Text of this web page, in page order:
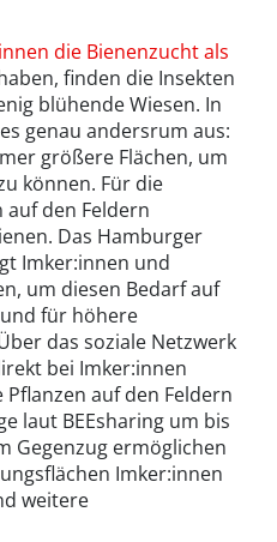
die Bienenzucht als
finden die Insekten
blühende Wiesen. In
genau andersrum aus:
größere Flächen, um
können. Für die
auf den Feldern
Das Hamburger
Imker:innen und
um diesen Bedarf auf
für höhere
das soziale Netzwerk
bei Imker:innen
auf den Feldern
laut BEEsharing um bis
Gegenzug ermöglichen
Imker:innen
weitere